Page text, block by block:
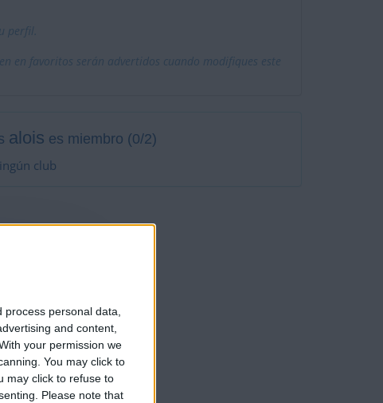
personal data,
and content,
your permission we
You may click to
may click to refuse to
Please note that
perfil.
en favoritos serán advertidos cuando modifiques este
alois es miembro (0/2)
club